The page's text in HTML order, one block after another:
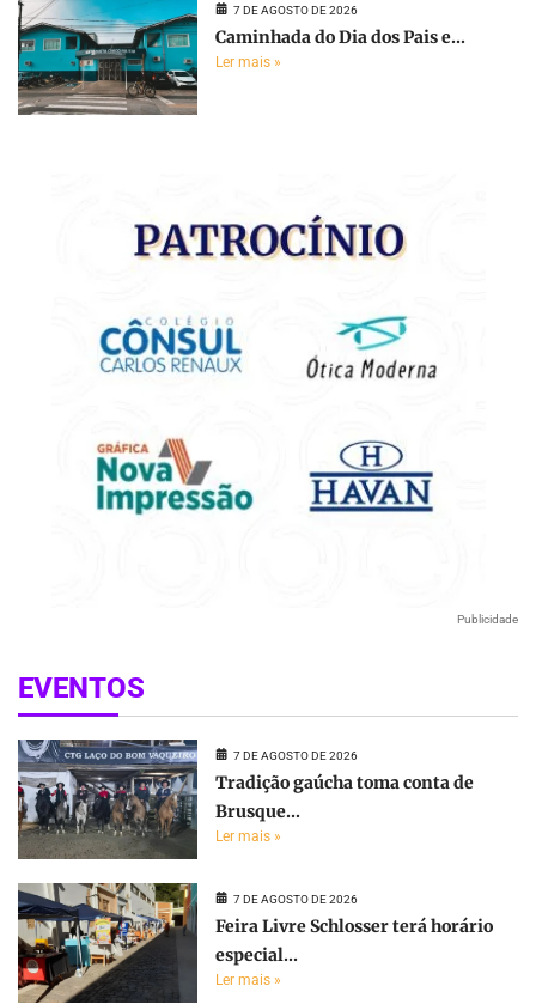
7 DE AGOSTO DE 2026
Caminhada do Dia dos Pais e...
Ler mais »
Publicidade
EVENTOS
7 DE AGOSTO DE 2026
Tradição gaúcha toma conta de
Brusque...
Ler mais »
7 DE AGOSTO DE 2026
Feira Livre Schlosser terá horário
especial...
Ler mais »